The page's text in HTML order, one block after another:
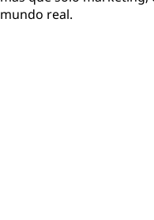
mundo real.